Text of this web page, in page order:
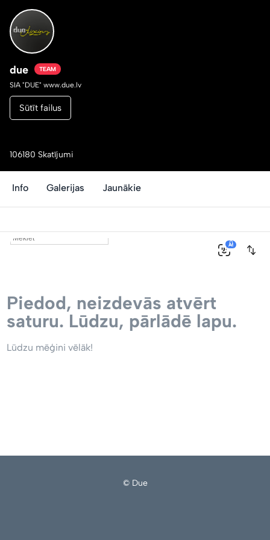
due TEAM
SIA "DUE" www.due.lv
Sūtīt failus
106180 Skatījumi
Info Galerijas Jaunākie
0
AI
Piedod, neizdevās atvērt
saturu. Lūdzu, pārlādē lapu.
Lūdzu mēģini vēlāk!
© Due